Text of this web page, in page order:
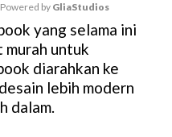
M
u
t
e
Powered by GliaStudios
yang selama ini
untuk
diarahkan ke
lebih modern
dalam.